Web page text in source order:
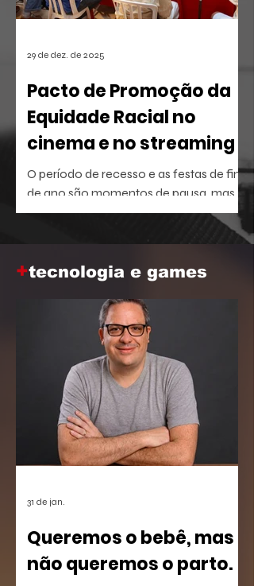
Pacto de Promoção da
Equidade Racial no
cinema e no streaming
O período de recesso e as festas de fim
de ano são momentos de pausa, mas
também oferecem a brecha ideal para
aprofundar o repertório sobre temas
corporativa.
29 de dez. de 2025
+tecnologia e games
Queremos o bebê, mas
não queremos o parto.
31 de jan.